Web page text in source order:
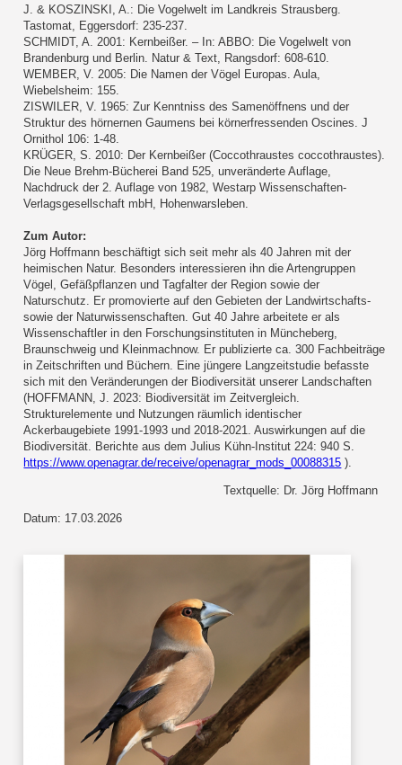
J. & KOSZINSKI, A.: Die Vogelwelt im Landkreis Strausberg.
Tastomat, Eggersdorf: 235-237.
SCHMIDT, A. 2001: Kernbeißer. – In: ABBO: Die Vogelwelt von
Brandenburg und Berlin. Natur & Text, Rangsdorf: 608-610.
WEMBER, V. 2005: Die Namen der Vögel Europas. Aula,
Wiebelsheim: 155.
ZISWILER, V. 1965: Zur Kenntniss des Samenöffnens und der
Struktur des hörnernen Gaumens bei körnerfressenden Oscines. J
Ornithol 106: 1-48.
KRÜGER, S. 2010: Der Kernbeißer (Coccothraustes coccothraustes).
Die Neue Brehm-Bücherei Band 525, unveränderte Auflage,
Nachdruck der 2. Auflage von 1982, Westarp Wissenschaften-
Verlagsgesellschaft mbH, Hohenwarsleben.
Zum Autor:
Jörg Hoffmann beschäftigt sich seit mehr als 40 Jahren mit der
heimischen Natur. Besonders interessieren ihn die Artengruppen
Vögel, Gefäßpflanzen und Tagfalter der Region sowie der
Naturschutz. Er promovierte auf den Gebieten der Landwirtschafts-
sowie der Naturwissenschaften. Gut 40 Jahre arbeitete er als
Wissenschaftler in den Forschungsinstituten in Müncheberg,
Braunschweig und Kleinmachnow. Er publizierte ca. 300 Fachbeiträge
in Zeitschriften und Büchern. Eine jüngere Langzeitstudie befasste
sich mit den Veränderungen der Biodiversität unserer Landschaften
(HOFFMANN, J. 2023: Biodiversität im Zeitvergleich.
Strukturelemente und Nutzungen räumlich identischer
Ackerbaugebiete 1991-1993 und 2018-2021. Auswirkungen auf die
Biodiversität. Berichte aus dem Julius Kühn-Institut 224: 940 S.
https://www.openagrar.de/receive/openagrar_mods_00088315 ).
Textquelle: Dr. Jörg Hoffmann
Datum: 17.03.2026